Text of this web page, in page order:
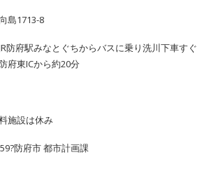
島1713-8
防府駅みなとぐちからバスに乗り洗川下車すぐ
府東ICから約20分
施設は休み
防府市 都市計画課